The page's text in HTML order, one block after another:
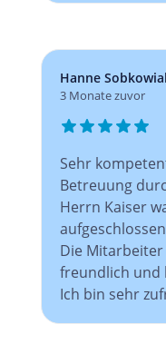
Hanne
3 Monate zuvor
Sehr
Betreuung
Herrn Kaiser
Die
freundlich und
Ich bin sehr